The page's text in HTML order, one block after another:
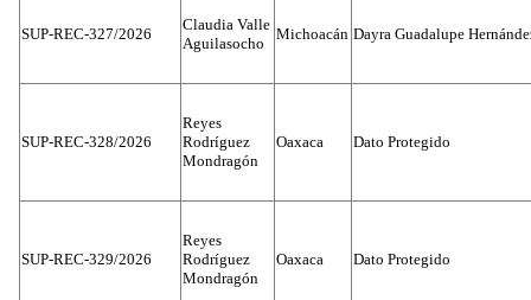
SUP-REC-327/2026
Claudia Valle
Aguilasocho
Michoacán Dayra Guadalupe
SUP-REC-328/2026
Reyes
Rodríguez
Mondragón
Oaxaca Dato Protegido
SUP-REC-329/2026
Reyes
Rodríguez
Mondragón
Oaxaca Dato Protegido